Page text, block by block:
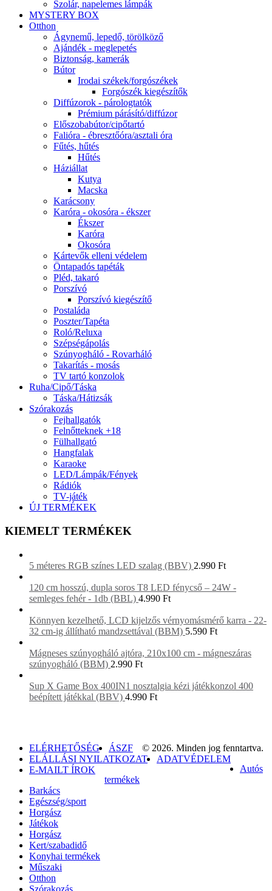
Szolár, napelemes lámpák
MYSTERY BOX
Otthon
Ágynemű, lepedő, törölköző
Ajándék - meglepetés
Biztonság, kamerák
Bútor
Irodai székek/forgószékek
Forgószék kiegészítők
Diffúzorok - párologtatók
Prémium párásító/diffúzor
Előszobabútor/cipőtartó
Falióra - ébresztőóra/asztali óra
Fűtés, hűtés
Hűtés
Háziállat
Kutya
Macska
Karácsony
Karóra - okosóra - ékszer
Ékszer
Karóra
Okosóra
Kártevők elleni védelem
Öntapadós tapéták
Pléd, takaró
Porszívó
Porszívó kiegészítő
Postaláda
Poszter/Tapéta
Roló/Reluxa
Szépségápolás
Szúnyogháló - Rovarháló
Takarítás - mosás
TV tartó konzolok
Ruha/Cipő/Táska
Táska/Hátizsák
Szórakozás
Fejhallgatók
Felnőtteknek +18
Fülhallgató
Hangfalak
Karaoke
LED/Lámpák/Fények
Rádiók
TV-játék
ÚJ TERMÉKEK
KIEMELT TERMÉKEK
5 méteres RGB színes LED szalag (BBV) 2.990 Ft
120 cm hosszú, dupla soros T8 LED fénycső – 24W -
semleges fehér - 1db (BBL) 4.990 Ft
Könnyen kezelhető, LCD kijelzős vérnyomásmérő karra - 22-
32 cm-ig állítható mandzsettával (BBM) 5.590 Ft
Mágneses szúnyogháló ajtóra, 210x100 cm - mágneszáras
szúnyogháló (BBM) 2.990 Ft
Sup X Game Box 400IN1 nosztalgia kézi játékkonzol 400
beépített játékkal (BBV) 4.990 Ft
ELÉRHETŐSÉG
ÁSZF
ELÁLLÁSI NYILATKOZAT
ADATVÉDELEM
E-MAILT ÍROK
© 2026. Minden jog fenntartva.
Autós
termékek
Barkács
Egészség/sport
Horgász
Játékok
Horgász
Kert/szabadidő
Konyhai termékek
Műszaki
Otthon
Szórakozás